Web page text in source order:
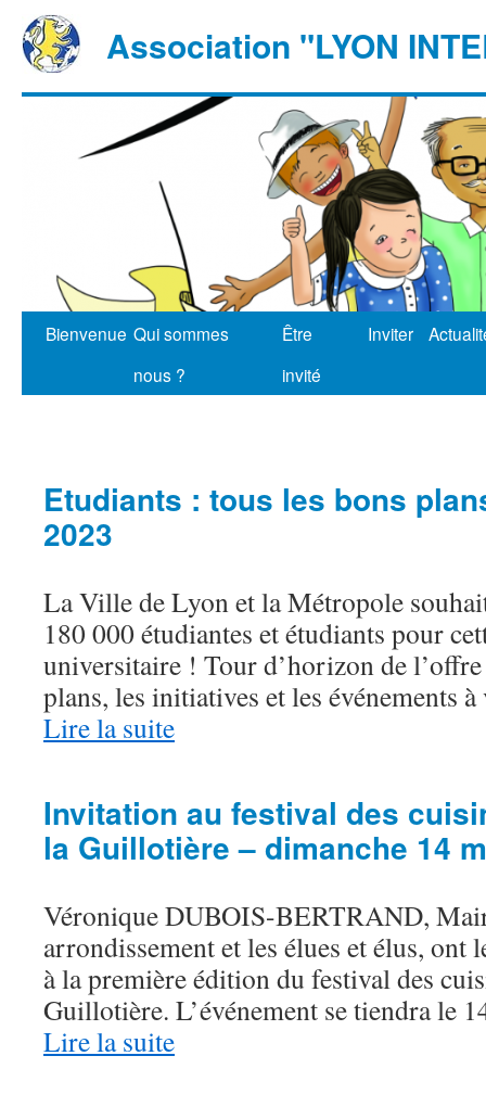
Association "LYON
Bienvenue Qui sommes
nous ?
Être
invité
Inviter
Etudiants : tous les bons
2023
La Ville de Lyon et la Métropole
180 000 étudiantes et étudiants pour
universitaire ! Tour d’horizon de
plans, les initiatives et les événements
Lire la suite
Invitation au festival des
la Guillotière – dimanche 14
Véronique DUBOIS-BERTRAND,
arrondissement et les élues et élus,
à la première édition du festival des
Guillotière. L’événement se tiendra le
Lire la suite